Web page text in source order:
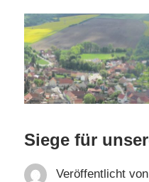
Siege für
Veröffentlicht von